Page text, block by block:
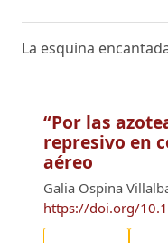
La esquina
“Por las
represivo en
aéreo
Galia Ospina
https://doi.org/